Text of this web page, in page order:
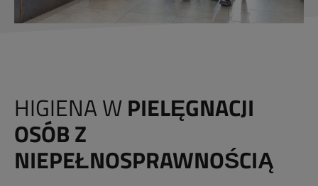
HIGIENA WPIELĘGNACJI
OSÓB Z
NIEPEŁNOSPRAWNOŚCIĄ